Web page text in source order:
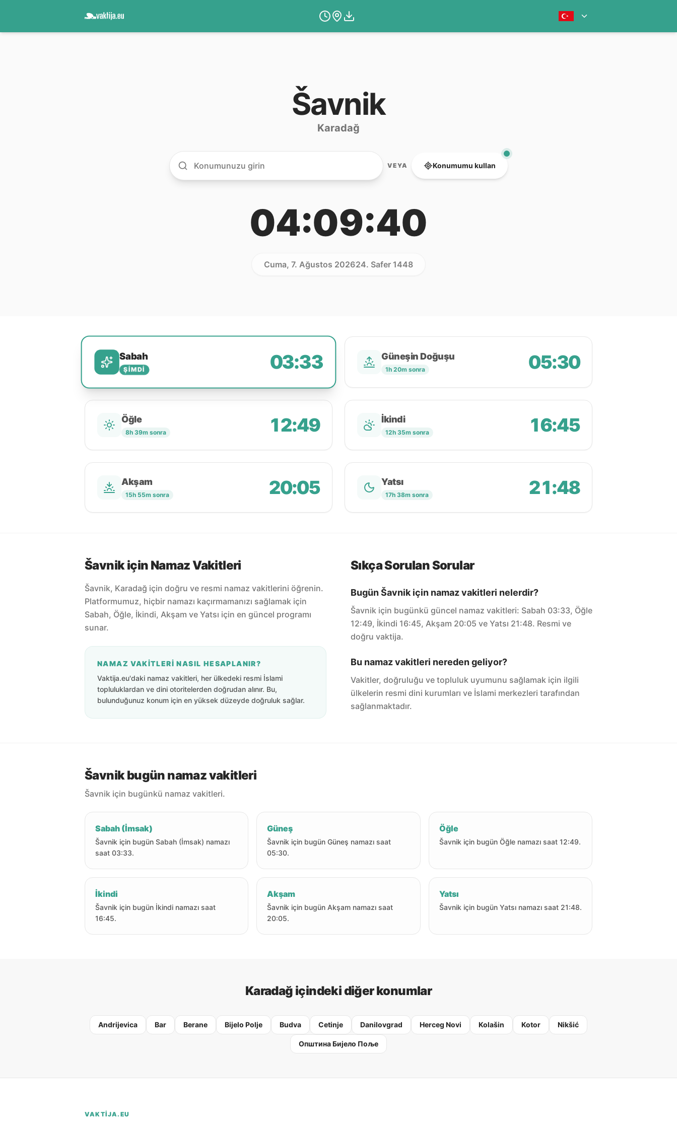
Šavnik
Karadağ
VEYA Konumumu kullan
04:09:40
Cuma, 7. Ağustos 202624. Safer 1448
Sabah
ŞIMDI 03:33 Güneşin Doğuşu
1h 20m sonra 05:30
Öğle
8h 39m sonra 12:49 İkindi
12h 35m sonra 16:45
Akşam
15h 55m sonra 20:05 Yatsı
17h 38m sonra 21:48
Šavnik için Namaz Vakitleri
Šavnik, Karadağ için doğru ve resmi namaz vakitlerini öğrenin.
Platformumuz, hiçbir namazı kaçırmamanızı sağlamak için
Sabah, Öğle, İkindi, Akşam ve Yatsı için en güncel programı
sunar.
NAMAZ VAKITLERI NASIL HESAPLANIR?
Vaktija.eu'daki namaz vakitleri, her ülkedeki resmi İslami
topluluklardan ve dini otoritelerden doğrudan alınır. Bu,
bulunduğunuz konum için en yüksek düzeyde doğruluk sağlar.
Sıkça Sorulan Sorular
Bugün Šavnik için namaz vakitleri nelerdir?
Šavnik için bugünkü güncel namaz vakitleri: Sabah 03:33, Öğle
12:49, İkindi 16:45, Akşam 20:05 ve Yatsı 21:48. Resmi ve
doğru vaktija.
Bu namaz vakitleri nereden geliyor?
Vakitler, doğruluğu ve topluluk uyumunu sağlamak için ilgili
ülkelerin resmi dini kurumları ve İslami merkezleri tarafından
sağlanmaktadır.
Šavnik bugün namaz vakitleri
Šavnik için bugünkü namaz vakitleri.
Sabah (İmsak)
Šavnik için bugün Sabah (İmsak) namazı
saat 03:33.
Güneş
Šavnik için bugün Güneş namazı saat
05:30.
Öğle
Šavnik için bugün Öğle namazı saat 12:49.
İkindi
Šavnik için bugün İkindi namazı saat
16:45.
Akşam
Šavnik için bugün Akşam namazı saat
20:05.
Yatsı
Šavnik için bugün Yatsı namazı saat 21:48.
Karadağ içindeki diğer konumlar
Andrijevica Bar Berane Bijelo Polje Budva Cetinje Danilovgrad Herceg Novi Kolašin Kotor Nikšić
Oпштина Бијело Поље
VAKTIJA.EU